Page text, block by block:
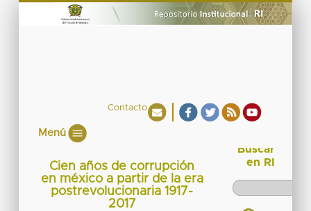
Contacto
Menú
Cien años de corrupción
en méxico a partir de la era
postrevolucionaria 1917-
2017
Buscar
en RI